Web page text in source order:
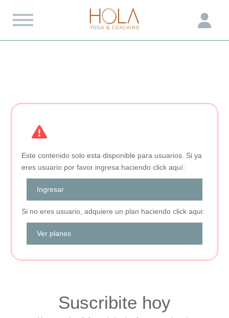
Este contenido solo esta disponible para usuarios. Si ya
eres usuario por favor ingresa haciendo click aquí:
Ingresar
Si no eres usuario, adquiere un plan haciendo click aqui:
Ver planes
Suscribite hoy